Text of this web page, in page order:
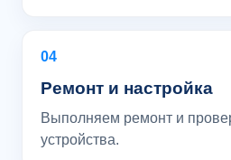
04
Ремонт и настройка
Выполняем ремонт и
устройства.